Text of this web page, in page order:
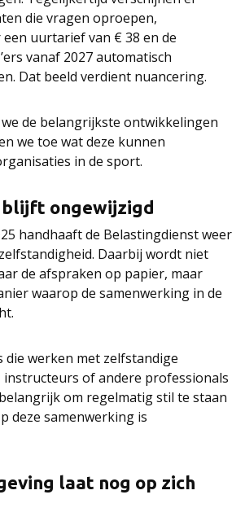
die vragen oproepen,
uurtarief van € 38 en de
vanaf 2027 automatisch
Dat beeld verdient nuancering.
de belangrijkste ontwikkelingen
we toe wat deze kunnen
in de sport.
blijft ongewijzigd
handhaaft de Belastingdienst weer
Daarbij wordt niet
de afspraken op papier, maar
waarop de samenwerking in de
werken met zelfstandige
instructeurs of andere professionals
om regelmatig stil te staan
deze samenwerking is
laat nog op zich
2026-2027
Samen Presteren
Leiderschap in de Sport
Sport